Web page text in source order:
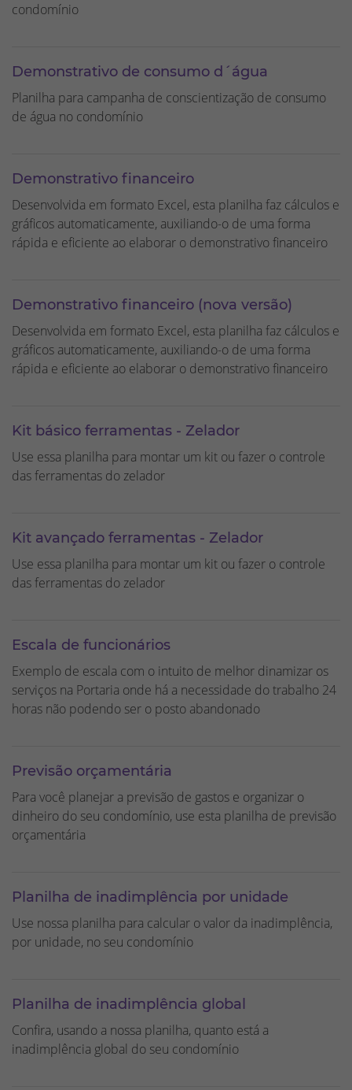
condomínio
Demonstrativo de consumo d´água
Planilha para campanha de conscientização de consumo
de água no condomínio
Demonstrativo financeiro
Desenvolvida em formato Excel, esta planilha faz cálculos e
gráficos automaticamente, auxiliando-o de uma forma
rápida e eficiente ao elaborar o demonstrativo financeiro
Demonstrativo financeiro (nova versão)
Desenvolvida em formato Excel, esta planilha faz cálculos e
gráficos automaticamente, auxiliando-o de uma forma
rápida e eficiente ao elaborar o demonstrativo financeiro
Kit básico ferramentas - Zelador
Use essa planilha para montar um kit ou fazer o controle
das ferramentas do zelador
Kit avançado ferramentas - Zelador
Use essa planilha para montar um kit ou fazer o controle
das ferramentas do zelador
Escala de funcionários
Exemplo de escala com o intuito de melhor dinamizar os
serviços na Portaria onde há a necessidade do trabalho 24
horas não podendo ser o posto abandonado
Previsão orçamentária
Para você planejar a previsão de gastos e organizar o
dinheiro do seu condomínio, use esta planilha de previsão
orçamentária
Planilha de inadimplência por unidade
Use nossa planilha para calcular o valor da inadimplência,
por unidade, no seu condomínio
Planilha de inadimplência global
Confira, usando a nossa planilha, quanto está a
inadimplência global do seu condomínio